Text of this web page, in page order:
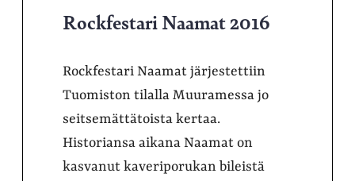
Rockfestari Naamat 2016
Rockfestari Naamat järjestettiin
Tuomiston tilalla Muuramessa jo
seitsemättätoista kertaa.
Historiansa aikana Naamat on
kasvanut kaveriporukan bileistä